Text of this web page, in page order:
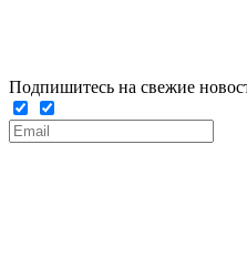
Подпишитесь на свежие